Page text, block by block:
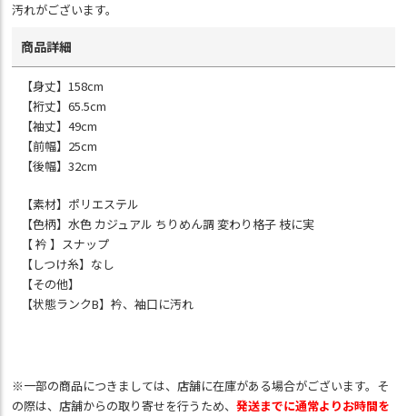
汚れがございます。
商品詳細
【身丈】158cm
【裄丈】65.5cm
【袖丈】49cm
【前幅】25cm
【後幅】32cm
【素材】ポリエステル
【色柄】水色 カジュアル ちりめん調 変わり格子 枝に実
【 衿 】スナップ
【しつけ糸】なし
【その他】
【状態ランクB】衿、袖口に汚れ
※一部の商品につきましては、店舗に在庫がある場合がございます。そ
の際は、店舗からの取り寄せを行うため、発送までに通常よりお時間を